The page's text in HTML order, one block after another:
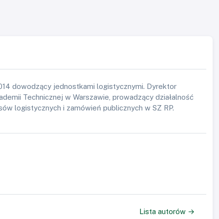
dowodzący jednostkami logistycznymi. Dyrektor
Technicznej w Warszawie, prowadzący działalność
logistycznych i zamówień publicznych w SZ RP.
Lista autorów →